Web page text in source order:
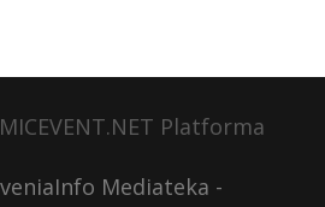
Platforma
Mediateka -